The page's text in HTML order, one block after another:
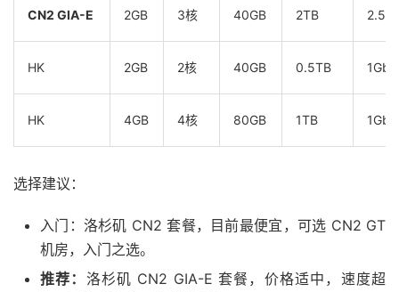
CN2 GIA-E 2GB 3核 40GB 2TB
HK 2GB 2核 40GB 0.5TB
HK 4GB 4核 80GB 1TB
选择建议：
入门：洛杉矶 CN2 套餐，目前最便宜，可选 CN2 GT
机房，入门之选。
推荐： 洛杉矶 CN2 GIA-E 套餐，价格适中，速度超